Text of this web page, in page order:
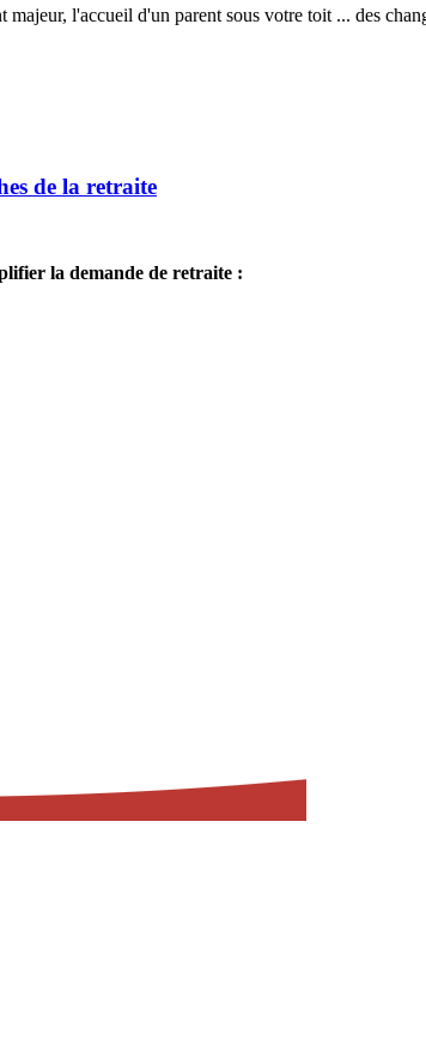
l'accueil d'un parent sous votre toit ... des
de la retraite
la demande de retraite :